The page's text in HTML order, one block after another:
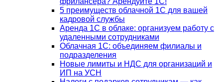
5 преимуществ облачной 1С для вашей
кадровой службы
Аренда 1С в облаке: организуем работу с
удаленными сотрудниками
Облачная 1С: объединяем филиалы и
подразделения
Новые лимиты и НДС для организаций и
ИП на УСН